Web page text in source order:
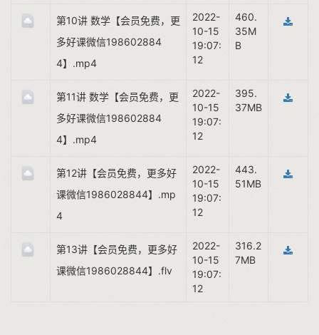
第10讲 数学【会员免费，更
多好课微信198602884
4】.mp4
2022-
10-15
19:07:
12
460.
35M
B
第11讲 数学【会员免费，更
多好课微信198602884
4】.mp4
2022-
10-15
19:07:
12
395.
37MB
第12讲【会员免费，更多好
课微信1986028844】.mp
4
2022-
10-15
19:07:
12
443.
51MB
第13讲【会员免费，更多好
课微信1986028844】.flv
2022-
10-15
19:07:
12
316.2
7MB